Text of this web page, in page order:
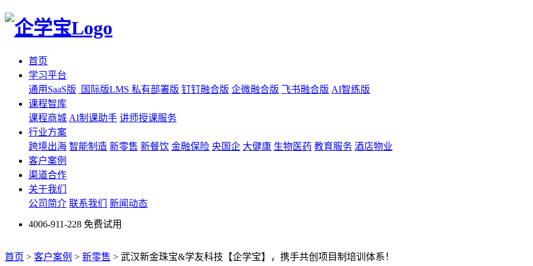
首页
学习平台
通用SaaS版
国际版LMS 私有部署版 钉钉融合版 企微融合版 飞书融合版 AI智练版
课程智库
课程商城 AI制课助手 讲师授课服务
行业方案
跨境出海 智能制造 新零售 新餐饮 金融保险 央国企 大健康 生物医药 教育服务 酒店物业
客户案例
渠道合作
关于我们
公司简介 联系我们 新闻动态
4006-911-228 免费试用
首页 > 客户案例 > 新零售 > 武汉新金珠宝&学友科技【企学宝】，携手共创项目制培训体系！